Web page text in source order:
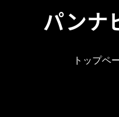
パンナ
トップペ